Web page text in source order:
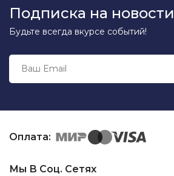
Подписка на новости
Будьте всегда вкурсе событий!
Оплата:
Мы В Соц. Сетях